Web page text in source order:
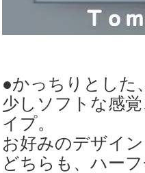
●かっちりとした
少しソフトな感
イプ。
お好みのデザイ
どちらも、ハー